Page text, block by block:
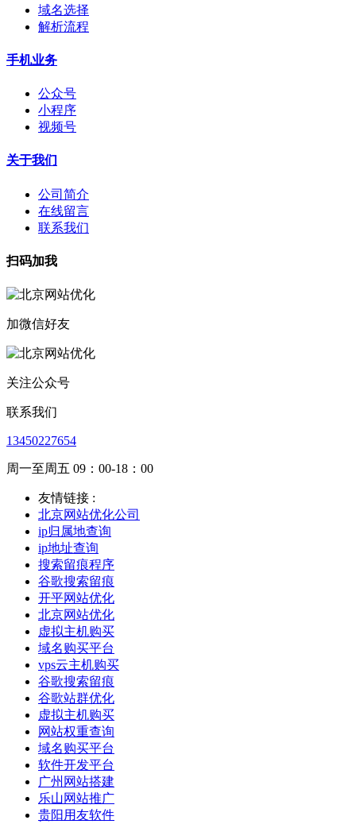
域名选择
解析流程
手机业务
公众号
小程序
视频号
关于我们
公司简介
在线留言
联系我们
扫码加我
加微信好友
关注公众号
联系我们
13450227654
周一至周五 09：00-18：00
友情链接 :
北京网站优化公司
ip归属地查询
ip地址查询
搜索留痕程序
谷歌搜索留痕
开平网站优化
北京网站优化
虚拟主机购买
域名购买平台
vps云主机购买
谷歌搜索留痕
谷歌站群优化
虚拟主机购买
网站权重查询
域名购买平台
软件开发平台
广州网站搭建
乐山网站推广
贵阳用友软件